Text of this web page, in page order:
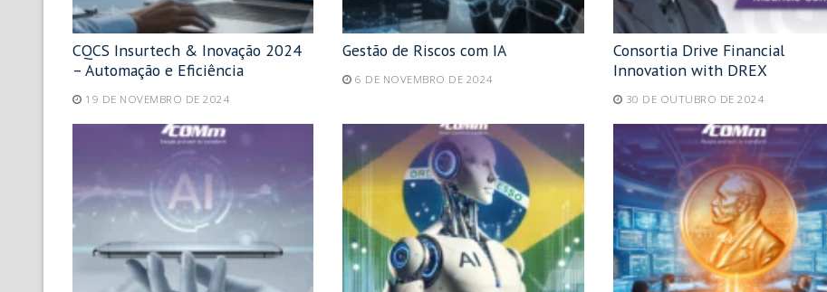
CQCS Insurtech & Inovação 2024
– Automação e Eficiência
19 DE NOVEMBRO DE 2024
Gestão de Riscos com IA
6 DE NOVEMBRO DE 2024
Consortia Drive Financial
Innovation with DREX
30 DE OUTUBRO DE 2024